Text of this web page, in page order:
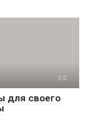
0
для своего